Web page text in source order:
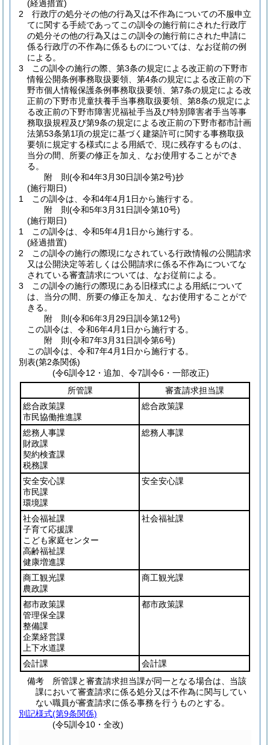
(経過措置)
2
行政庁の処分その他の行為又は不作為についての不服申立
てに関する手続であってこの訓令の施行前にされた行政庁
の処分その他の行為又はこの訓令の施行前にされた申請に
係る行政庁の不作為に係るものについては、なお従前の例
による。
3
この訓令の施行の際、第3条の規定による改正前の下野市
情報公開条例事務取扱要領、第4条の規定による改正前の下
野市個人情報保護条例事務取扱要領、第7条の規定による改
正前の下野市児童扶養手当事務取扱要領、第8条の規定によ
る改正前の下野市障害児福祉手当及び特別障害者手当等事
務取扱規程及び第9条の規定による改正前の下野市都市計画
法第53条第1項の規定に基づく建築許可に関する事務取扱
要領に規定する様式による用紙で、現に残存するものは、
当分の間、所要の修正を加え、なお使用することができ
る。
附 則(令和4年3月30日訓令第2号)抄
(施行期日)
1
この訓令は、令和4年4月1日から施行する。
附 則(令和5年3月31日訓令第10号)
(施行期日)
1
この訓令は、令和5年4月1日から施行する。
(経過措置)
2
この訓令の施行の際現になされている行政情報の公開請求
又は公開決定等若しくは公開請求に係る不作為についてな
されている審査請求については、なお従前による。
3
この訓令の施行の際現にある旧様式による用紙について
は、当分の間、所要の修正を加え、なお使用することがで
きる。
附 則(令和6年3月29日訓令第12号)
この訓令は、令和6年4月1日から施行する。
附 則(令和7年3月31日訓令第6号)
この訓令は、令和7年4月1日から施行する。
別表(第2条関係)
(令6訓令12・追加、令7訓令6・一部改正)
所管課
審査請求担当課
総合政策課
市民協働推進課
総合政策課
総務人事課
財政課
契約検査課
税務課
総務人事課
安全安心課
市民課
環境課
安全安心課
社会福祉課
子育て応援課
こども家庭センター
高齢福祉課
健康増進課
社会福祉課
商工観光課
農政課
商工観光課
都市政策課
管理保全課
整備課
企業経営課
上下水道課
都市政策課
会計課
会計課
備考 所管課と審査請求担当課が同一となる場合は、当該
課において審査請求に係る処分又は不作為に関与してい
ない職員が審査請求に係る事務を行うものとする。
別記様式(第9条関係)
(令5訓令10・全改)